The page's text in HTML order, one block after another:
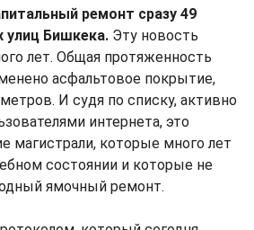
ремонт сразу 49
улиц Бишкека. Эту новость
лет. Общая протяженность
асфальтовое покрытие,
И судя по списку, активно
интернета, это
магистрали, которые много лет
состоянии и которые не
ямочный ремонт.